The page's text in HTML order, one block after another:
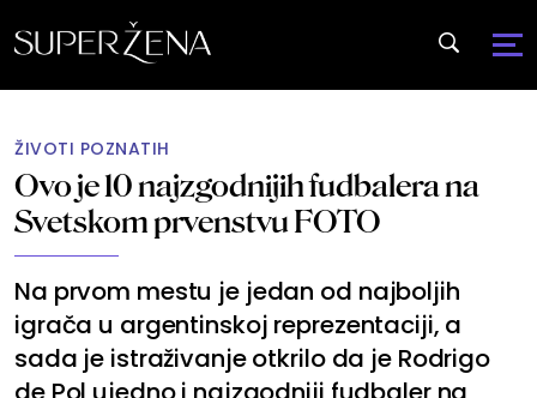
ŽIVOTI POZNATIH
Ovo je 10 najzgodnijih fudbalera na
Svetskom prvenstvu FOTO
Na prvom mestu je jedan od najboljih
igrača u argentinskoj reprezentaciji, a
sada je istraživanje otkrilo da je Rodrigo